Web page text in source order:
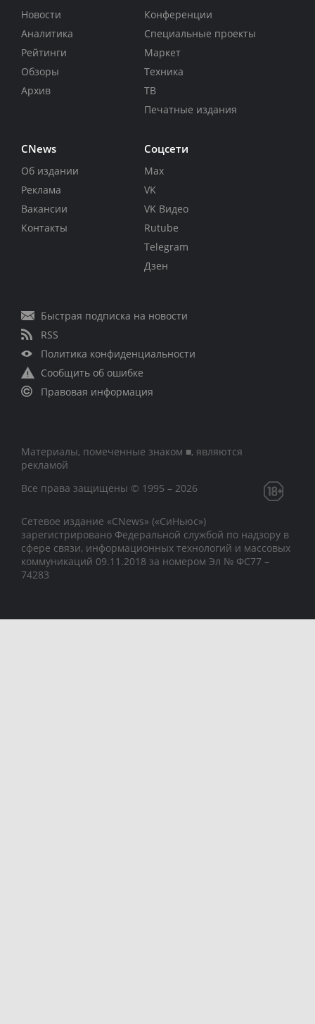
Новости
Аналитика
Рейтинги
Обзоры
Архив
Конференции
Специальные проекты
Маркет
Техника
ТВ
Печатные издания
CNews
Об издании
Реклама
Вакансии
Контакты
Соцсети
Max
VK
VK Видео
Rutube
Telegram
Дзен
Быстрая подписка на новости
RSS
Политика конфиденциальности
Сообщить об ошибке
Правовая информация
Материалы, помеченные знаком ■, являются
рекламой
Все права защищены © 1995 – 2026
Сетевое издание «CNews» («СиНьюс»)
зарегистрировано Федеральной службой по надзору в
сфере связи, информационных технологий и массовых
коммуникаций 09.11.2018 за номером Эл № ФС77 –
74283